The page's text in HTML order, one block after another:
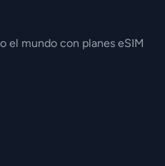
el mundo con planes eSIM